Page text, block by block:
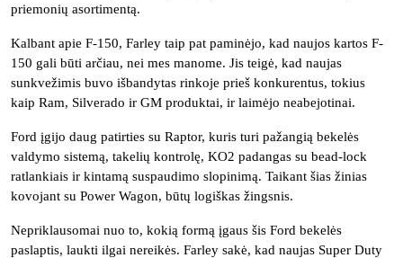
priemonių asortimentą.
Kalbant apie F-150, Farley taip pat paminėjo, kad naujos kartos F-
150 gali būti arčiau, nei mes manome. Jis teigė, kad naujas
sunkvežimis buvo išbandytas rinkoje prieš konkurentus, tokius
kaip Ram, Silverado ir GM produktai, ir laimėjo neabejotinai.
Ford įgijo daug patirties su Raptor, kuris turi pažangią bekelės
valdymo sistemą, takelių kontrolę, KO2 padangas su bead-lock
ratlankiais ir kintamą suspaudimo slopinimą. Taikant šias žinias
kovojant su Power Wagon, būtų logiškas žingsnis.
Nepriklausomai nuo to, kokią formą įgaus šis Ford bekelės
paslaptis, laukti ilgai nereikės. Farley sakė, kad naujas Super Duty